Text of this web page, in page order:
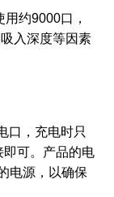
约9000口，
入深度等因素
口，充电时只
即可。产品的电
电源，以确保